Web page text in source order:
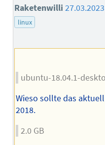
Raketenwilli
linux
ubuntu-18.04.1-
Wieso sollte das
2018.
2.0 GB